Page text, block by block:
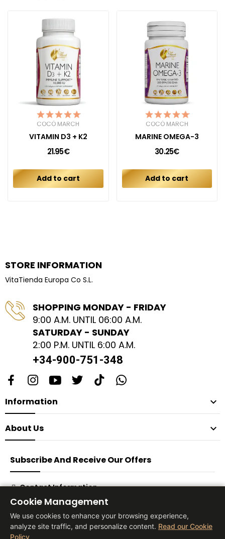
COCÓ MARCH
VITAMIN D3 + K2
21.95€
Add to cart
COCÓ MARCH
MARINE OMEGA-3
30.25€
Add to cart
STORE INFORMATION
VitaTienda Europa Co S.L.
SHOPPING MONDAY - FRIDAY
9:00 A.M. UNTIL 06:00 A.M.
SATURDAY - SUNDAY
2:00 P.M. UNTIL 6:00 A.M.
+34-900-751-348
Information 
About Us 
Subscribe And Receive Our Offers
Contact Information
Cookie Management
We use cookies to enhance your browsing experience,
analyze site traffic, and personalize content. Read our Cookie
Policy